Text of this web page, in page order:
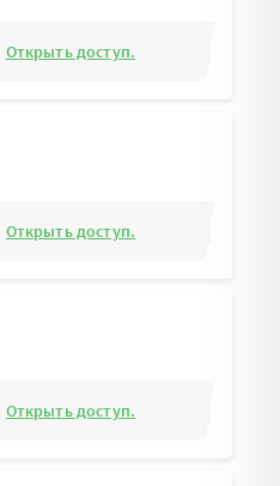
Открыть доступ.
Открыть доступ.
Открыть доступ.